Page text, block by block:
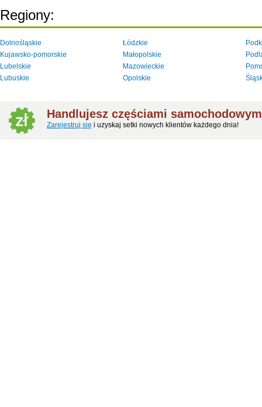
Regiony:
Dolnośląskie
Kujawsko-pomorskie
Lubelskie
Lubuskie
Łódzkie
Małopolskie
Mazowieckie
Opolskie
Handlujesz częściami
Zarejestruj się i uzyskaj setki nowych klientów każdego dnia!